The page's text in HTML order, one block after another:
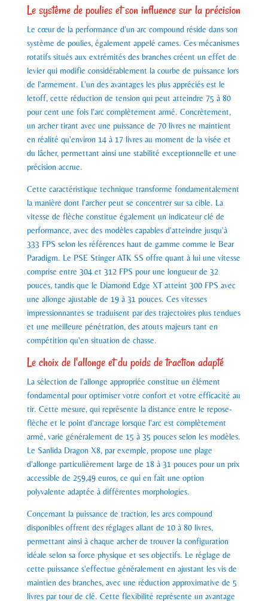
Le système de poulies et son influence sur la précision
Le cœur de la performance d'un arc compound réside dans son
système de poulies, également appelé cames. Ces mécanismes
rotatifs situés aux extrémités des branches créent un effet de
levier qui modifie considérablement la courbe de puissance lors
de l'armement. L'un des avantages les plus appréciés est le
letoff, cette réduction de tension qui peut atteindre 75 à 80
pour cent une fois l'arc complètement armé. Concrètement,
un archer tirant avec une puissance de 70 livres ne maintient
en réalité qu'environ 14 à 17 livres au moment de la visée et
du lâcher, permettant ainsi une stabilité exceptionnelle et une
précision accrue.
Cette caractéristique technique transforme fondamentalement
la manière dont l'archer peut se concentrer sur sa cible. La
vitesse de flèche constitue également un indicateur clé de
performance, avec des modèles capables d'atteindre jusqu'à
333 FPS selon les références haut de gamme comme le Bear
Paradigm. Le PSE Stinger ATK SS offre quant à lui une vitesse
comprise entre 304 et 312 FPS pour une longueur de 32
pouces, tandis que le Diamond Edge XT atteint 300 FPS avec
une allonge ajustable de 19 à 31 pouces. Ces vitesses
impressionnantes se traduisent par des trajectoires plus tendues
et une meilleure pénétration, des atouts majeurs tant en
compétition qu'en situation de chasse.
Le choix de l'allonge et du poids de traction adapté
La sélection de l'allonge appropriée constitue un élément
fondamental pour optimiser votre confort et votre efficacité au
tir. Cette mesure, qui représente la distance entre le repose-
flèche et le point d'ancrage lorsque l'arc est complètement
armé, varie généralement de 15 à 35 pouces selon les modèles.
Le Sanlida Dragon X8, par exemple, propose une plage
d'allonge particulièrement large de 18 à 31 pouces pour un prix
accessible de 259,49 euros, ce qui en fait une option
polyvalente adaptée à différentes morphologies.
Concernant la puissance de traction, les arcs compound
disponibles offrent des réglages allant de 10 à 80 livres,
permettant ainsi à chaque archer de trouver la configuration
idéale selon sa force physique et ses objectifs. Le réglage de
cette puissance s'effectue généralement en ajustant les vis de
maintien des branches, avec une réduction approximative de 5
livres par tour de clé. Cette flexibilité représente un avantage